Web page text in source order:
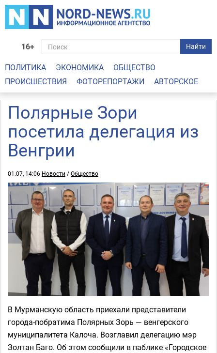
16+ Найти
ПОЛИТИКА ЭКОНОМИКА
ОБЩЕСТВО
ПРОИСШЕСТВИЯ
ФОТОРЕПОРТАЖИ АВТОРСКОЕ
Полярные Зори
посетила делегация из
Венгрии
01.07, 14:06 Новости /Общество
В Мурманскую область приехали представители
города-побратима Полярных Зорь — венгерского
муниципалитета Калоча. Возглавил делегацию мэр
Золтан Баго. Об этом сообщили в паблике «Городское